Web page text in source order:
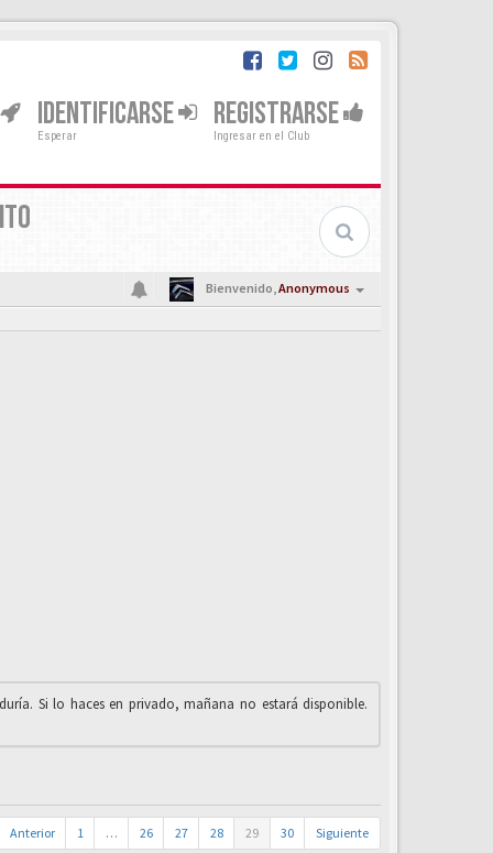
IDENTIFICARSE
Esperar
REGISTRARSE
Ingresar en el Club
Bienvenido,Anonymous
Si lo haces en privado, mañana no estará disponible.
Anterior 1 … 26 27 28 29 30 Siguiente